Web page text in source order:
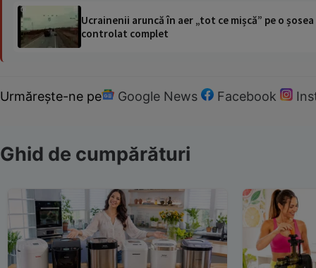
Ucrainenii aruncă în aer „tot ce mișcă” pe o
controlat complet
Urmărește-ne pe Google News Facebook
Ghid de cumpărături